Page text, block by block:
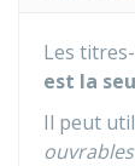
Les
est la
Il peut
ouvrables